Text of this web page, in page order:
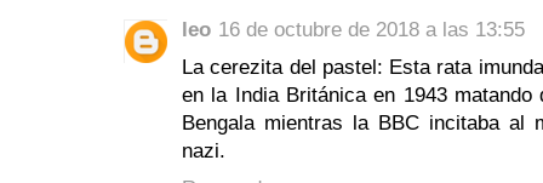
leo 16 de octubre de 2018 a las 13:55
La cerezita del pastel: Esta rata
en la India Británica en 1943
Bengala mientras la BBC incitaba al
nazi.